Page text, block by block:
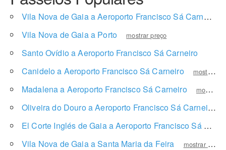
Vila Nova de Gaia a Aeroporto Francisco Sá Carneiro
Vila Nova de Gaia a Porto
mostrar preço
Santo Ovídio a Aeroporto Francisco Sá Carneiro
Canidelo a Aeroporto Francisco Sá Carneiro mostrar preço
Madalena a Aeroporto Francisco Sá Carneiro mostrar preço
Oliveira do Douro a Aeroporto Francisco Sá Carneiro
El Corte Inglés de Gaia a Aeroporto Francisco Sá Carneiro
Vila Nova de Gaia a Santa Maria da Feira
mostrar preço